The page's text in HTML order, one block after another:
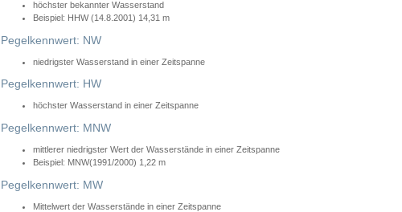
höchster bekannter Wasserstand
Beispiel: HHW (14.8.2001) 14,31 m
Pegelkennwert: NW
niedrigster Wasserstand in einer Zeitspanne
Pegelkennwert: HW
höchster Wasserstand in einer Zeitspanne
Pegelkennwert: MNW
mittlerer niedrigster Wert der Wasserstände in einer Zeitspanne
Beispiel: MNW(1991/2000) 1,22 m
Pegelkennwert: MW
Mittelwert der Wasserstände in einer Zeitspanne